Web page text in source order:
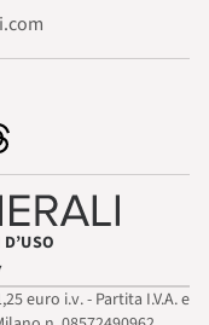
euro i.v. - Partita I.V.A. e